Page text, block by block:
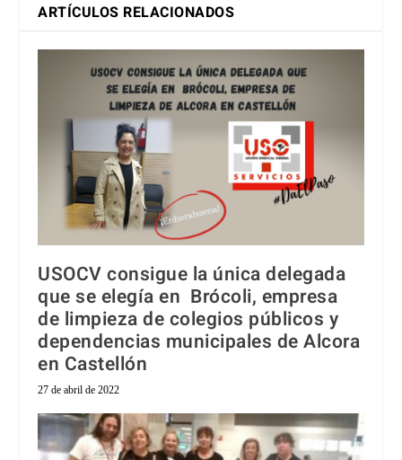
ARTÍCULOS RELACIONADOS
USOCV consigue la única delegada
que se elegía en Brócoli, empresa
de limpieza de colegios públicos y
dependencias municipales de Alcora
en Castellón
27 de abril de 2022